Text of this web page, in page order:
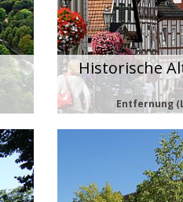
Historische
Entfernung